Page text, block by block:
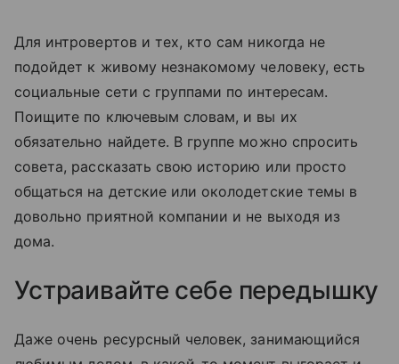
Для интровертов и тех, кто сам никогда не
подойдет к живому незнакомому человеку, есть
социальные сети с группами по интересам.
Поищите по ключевым словам, и вы их
обязательно найдете. В группе можно спросить
совета, рассказать свою историю или просто
общаться на детские или околодетские темы в
довольно приятной компании и не выходя из
дома.
Устраивайте себе передышку
Даже очень ресурсный человек, занимающийся